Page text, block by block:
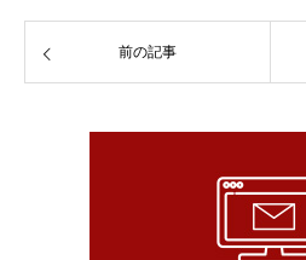
前の記事